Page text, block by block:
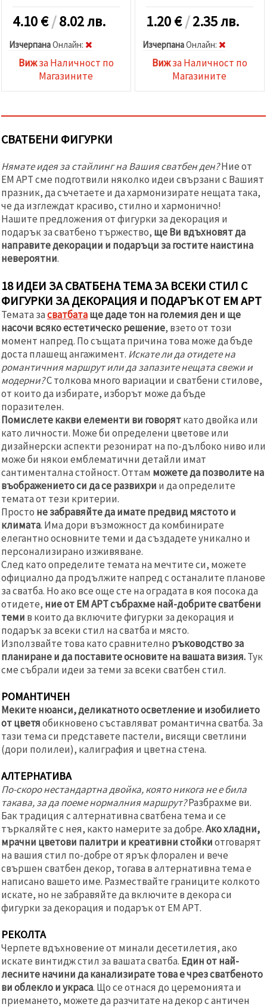
4.10€/8.02 лв.
ИзчерпанаOнлайн:
Вижза Наличност по
Магазините
1.20€/2.35 лв.
ИзчерпанаOнлайн:
Вижза Наличност по
Магазините
СВАТБЕНИ ФИГУРКИ
Нямате идея за стайлинг на Вашия сватбен ден?Ние от
ЕМ АРТ сме подготвили няколко идеи свързани с Вашият
празник, да съчетаете и да хармонизирате нещата така,
че да изглеждат красиво, стилно и хармонично!
Нашите предложения от фигурки за декорация и
подарък за сватбено тържество, ще Ви вдъхновят да
направите декорации и подаръци за гостите наистина
невероятни.
18 ИДЕИ ЗА СВАТБЕНА ТЕМА ЗА ВСЕКИ СТИЛ С
ФИГУРКИ ЗА ДЕКОРАЦИЯ И ПОДАРЪК ОТ ЕМ АРТ
Темата засватбатаще даде тон на големия ден и ще
насочи всяко естетическо решение, взето от този
момент напред. По същата причина това може да бъде
доста плашещ ангажимент. Искате ли да отидете на
романтичния маршрут или да запазите нещата свежи и
модерни?С толкова много вариации и сватбени стилове,
от които да избирате, изборът може да бъде
поразителен.
Помислете какви елементи ви говоряткато двойка или
като личности. Може би определени цветове или
дизайнерски аспекти резонират на по-дълбоко ниво или
може би някои емблематични детайли имат
сантиментална стойност. Оттам можете да позволите на
въображението си да се развихри и да определите
темата от тези критерии.
Просто не забравяйте да имате предвид мястото и
климата. Има дори възможност да комбинирате
елегантно основните теми и да създадете уникално и
персонализирано изживяване.
След като определите темата на мечтите си, можете
официално да продължите напред с останалите планове
за сватба. Но ако все още сте на оградата в коя посока да
отидете, ние от ЕМ АРТ събрахме най-добрите сватбени
теми в които да включите фигурки за декорация и
подарък за всеки стил на сватба и място.
Използвайте това като сравнително ръководство за
планиране и да поставите основите на вашата визия.Тук
сме събрали идеи за теми за всеки сватбен стил.
РОМАНТИЧЕН
Меките нюанси, деликатното осветление и изобилието
от цветяобикновено съставляват романтична сватба. За
тази тема си представете пастели, висящи светлини
(дори полилеи), калиграфия и цветна стена.
АЛТЕРНАТИВА
По-скоро нестандартна двойка, която никога не е била
такава, за да поеме нормалния маршрут?Разбрахме ви.
Бак традиция с алтернативна сватбена тема и се
търкаляйте с нея, както намерите за добре.Ако хладни,
мрачни цветови палитри и креативни стойкиотговарят
на вашия стил по-добре от ярък флорален и вече
свършен сватбен декор, тогава в алтернативна тема е
написано вашето име. Размествайте границите колкото
искате, но не забравяйте да включите в декора си
фигурки за декорация и подарък от ЕМ АРТ.
РЕКОЛТА
Черпете вдъхновение от минали десетилетия, ако
искате винтидж стил за вашата сватба. Един от най-
лесните начини да канализирате това е чрез сватбеното
ви облекло и украса. Що се отнася до церемонията и
приемането, можете да разчитате на декор с античен